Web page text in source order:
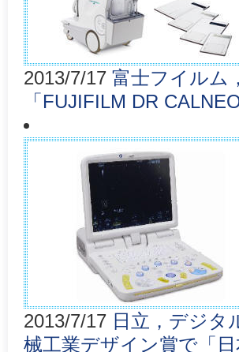
2013/7/17 富士フイルム
「FUJIFILM DR
2013/7/17 日立，デジタ
械工業デザイン賞で「